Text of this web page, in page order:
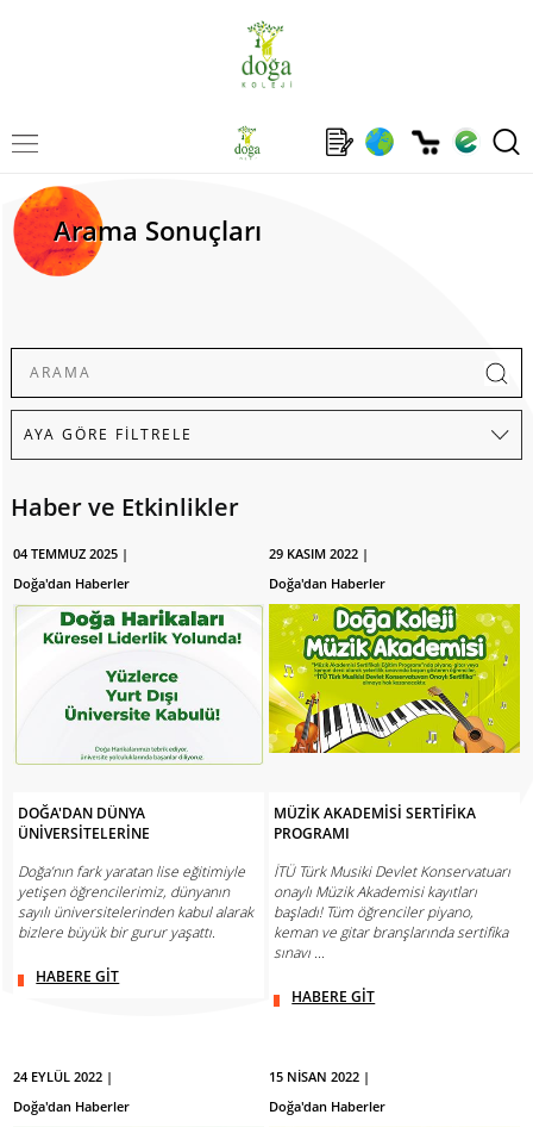
Arama Sonuçları
Haber ve Etkinlikler
04 TEMMUZ 2025 |
Doğa'dan Haberler
DOĞA'DAN DÜNYA
ÜNİVERSİTELERİNE
Doğa’nın fark yaratan lise eğitimiyle
yetişen öğrencilerimiz, dünyanın
sayılı üniversitelerinden kabul alarak
bizlere büyük bir gurur yaşattı.
HABERE GİT
29 KASIM 2022 |
Doğa'dan Haberler
MÜZİK AKADEMİSİ SERTİFİKA
PROGRAMI
İTÜ Türk Musiki Devlet Konservatuarı
onaylı Müzik Akademisi kayıtları
başladı! Tüm öğrenciler piyano,
keman ve gitar branşlarında sertifika
sınavı ...
HABERE GİT
24 EYLÜL 2022 |
Doğa'dan Haberler
15 NİSAN 2022 |
Doğa'dan Haberler